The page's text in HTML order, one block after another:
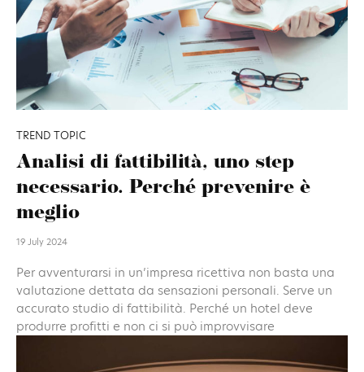
TREND TOPIC
Analisi di fattibilità, uno step
necessario. Perché prevenire è
meglio
19 July 2024
Per avventurarsi in un’impresa ricettiva non basta una
valutazione dettata da sensazioni personali. Serve un
accurato studio di fattibilità. Perché un hotel deve
produrre profitti e non ci si può improvvisare